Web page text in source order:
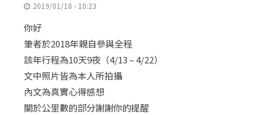
2019/01/18 - 10:23
你好
筆者於2018年親自參與全程
該年行程為10天9夜（4/13 – 4/22）
文中照片皆為本人所拍攝
內文為真實心得感想
關於公里數的部分謝謝你的提醒